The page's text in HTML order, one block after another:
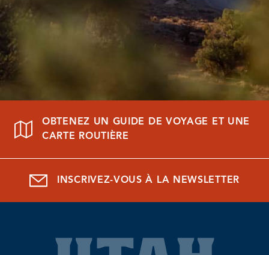
OBTENEZ UN GUIDE DE VOYAGE ET UNE
CARTE ROUTIÈRE
INSCRIVEZ-VOUS À LA NEWSLETTER